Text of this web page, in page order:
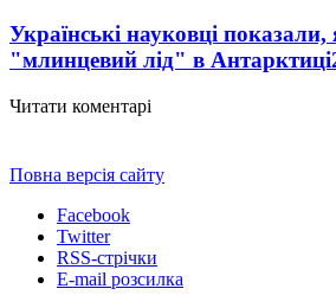
Українські науковці показали,
"млинцевий лід" в Антарктиці
Читати коментарі
Повна версія сайту
Facebook
Twitter
RSS-стрічки
E-mail розсилка